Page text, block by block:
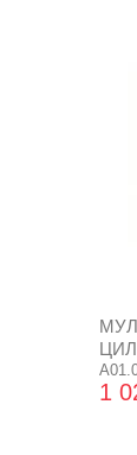
1